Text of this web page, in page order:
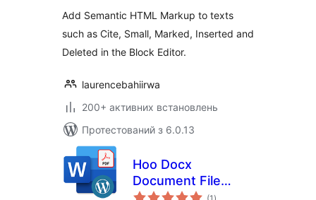
Add Semantic HTML Markup to texts
such as Cite, Small, Marked, Inserted and
Deleted in the Block Editor.
laurencebahiirwa
200+ активних встановлень
Протестований з 6.0.13
Hoo Docx
Document File
Importer
загальний